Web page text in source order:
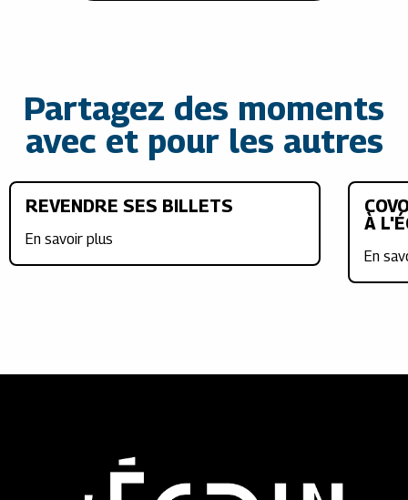
Partagez des moments
avec et pour les autres
REVENDRE SES BILLETS
En savoir plus
À
En